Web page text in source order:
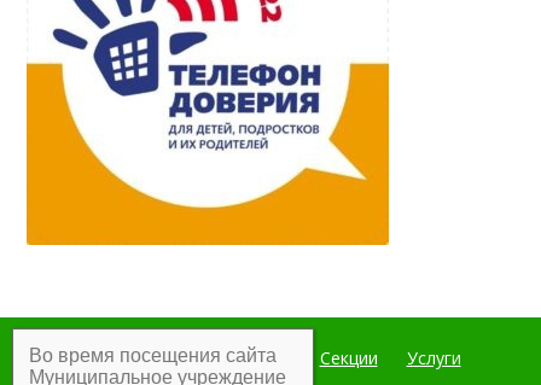
Главная Мероприятия Секции
Услуги
Во время посещения сайта
Муниципальное учреждение